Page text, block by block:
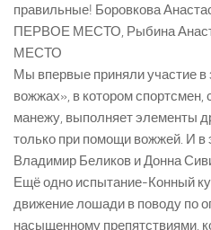
правильные! Боровкова
ПЕРВОЕ МЕСТО, Рыбина
МЕСТО
Мы впервые приняли участие
вожжах», в котором
манежу, выполняет элементы
только при помощи вожжей. И в
Владимир Беликов и Донна
Ещё одно испытание-Конный
движение лошади в поводу по
насыщенному препятствиями,